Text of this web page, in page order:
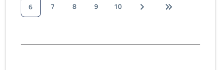
6
7 8 9 10